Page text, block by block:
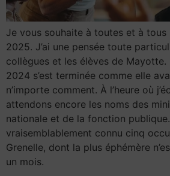
Je vous souhaite à toutes et à tous
2025. J’ai une pensée toute
collègues et les élèves de Mayotte.
2024 s’est terminée comme elle
n’importe comment. À l’heure où
attendons encore les noms des
nationale et de la fonction
vraisemblablement connu cinq
Grenelle, dont la plus éphémère
un mois.